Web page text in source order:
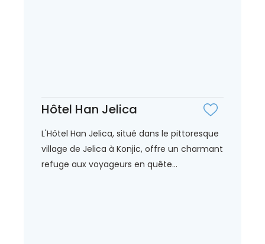
Hôtel Han Jelica
L'Hôtel Han Jelica, situé dans le pittoresque
village de Jelica à Konjic, offre un charmant
refuge aux voyageurs en quête...